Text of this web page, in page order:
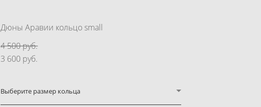
Дюны Аравии кольцо small
4 500 pуб.
3 600 pуб.
Выберите размер кольца